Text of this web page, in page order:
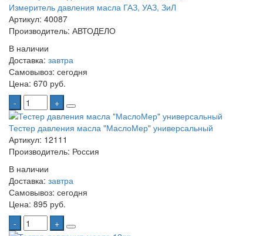
Измеритель давления масла ГАЗ, УАЗ, ЗиЛ
Артикул: 40087
Производитель: АВТОДЕЛО
В наличии
Доставка: завтра
Самовывоз: сегодня
Цена: 670 руб.
-
+
Тестер давления масла "МаслоМер" универсальный
Артикул: 12111
Производитель: Россия
В наличии
Доставка: завтра
Самовывоз: сегодня
Цена: 895 руб.
-
+